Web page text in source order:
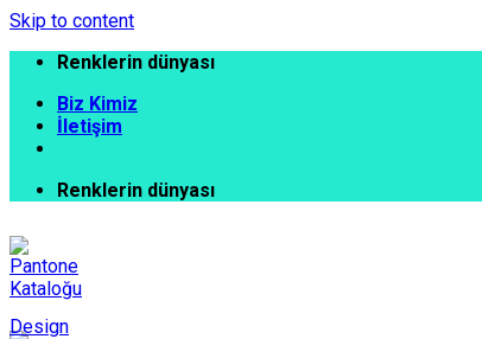
Skip to content
Renklerin dünyası
Biz Kimiz
İletişim
Renklerin dünyası
Design